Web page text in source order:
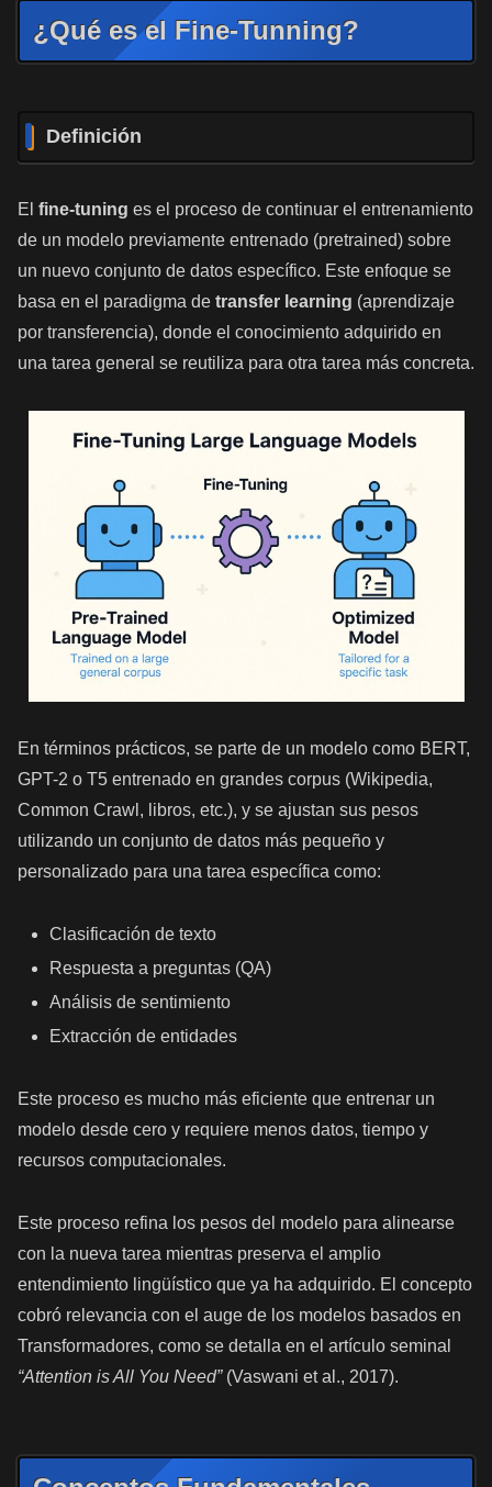
¿Qué es el Fine-Tunning?
Definición
El fine-tuning es el proceso de continuar el entrenamiento
de un modelo previamente entrenado (pretrained) sobre
un nuevo conjunto de datos específico. Este enfoque se
basa en el paradigma de transfer learning (aprendizaje
por transferencia), donde el conocimiento adquirido en
una tarea general se reutiliza para otra tarea más concreta.
En términos prácticos, se parte de un modelo como BERT,
GPT-2 o T5 entrenado en grandes corpus (Wikipedia,
Common Crawl, libros, etc.), y se ajustan sus pesos
utilizando un conjunto de datos más pequeño y
personalizado para una tarea específica como:
Clasificación de texto
Respuesta a preguntas (QA)
Análisis de sentimiento
Extracción de entidades
Este proceso es mucho más eficiente que entrenar un
modelo desde cero y requiere menos datos, tiempo y
recursos computacionales.
Este proceso refina los pesos del modelo para alinearse
con la nueva tarea mientras preserva el amplio
entendimiento lingüístico que ya ha adquirido. El concepto
cobró relevancia con el auge de los modelos basados en
Transformadores, como se detalla en el artículo seminal
“Attention is All You Need”(Vaswani et al., 2017).